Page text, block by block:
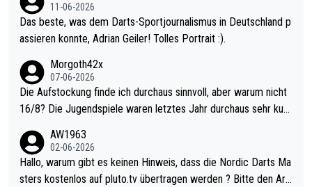
11-06-2026
Das beste, was dem Darts-Sportjournalismus in Deutschland p
assieren konnte, Adrian Geiler! Tolles Portrait :).
Morgoth42x
07-06-2026
Die Aufstockung finde ich durchaus sinnvoll, aber warum nicht
16/8? Die Jugendspiele waren letztes Jahr durchaus sehr kurz
Allerdings ist Mitchell Lawrie als Nummer 1 der Welt eh qualifi
ziert. Somit ändert die automatische Qualifikation des Weltmei
sters erstmal nichts. Ich denke sie wollen damit für nächstes J
AW1963
02-06-2026
Hallo, warum gibt es keinen Hinweis, dass die Nordic Darts Ma
sters kostenlos auf pluto.tv übertragen werden ? Bitte den Arti